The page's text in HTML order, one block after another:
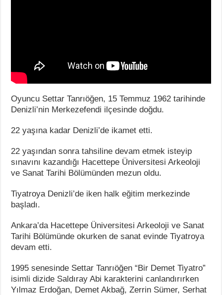
Oyuncu Settar Tanrıöğen, 15 Temmuz 1962 tarihinde
Denizli’nin Merkezefendi ilçesinde doğdu.
22 yaşına kadar Denizli’de ikamet etti.
22 yaşından sonra tahsiline devam etmek isteyip
sınavını kazandığı Hacettepe Üniversitesi Arkeoloji
ve Sanat Tarihi Bölümünden mezun oldu.
Tiyatroya Denizli’de iken halk eğitim merkezinde
başladı.
Ankara’da Hacettepe Üniversitesi Arkeoloji ve Sanat
Tarihi Bölümünde okurken de sanat evinde Tiyatroya
devam etti.
1995 senesinde Settar Tanrıöğen “Bir Demet Tiyatro”
isimli dizide Saldıray Abi karakterini canlandırırken
Yılmaz Erdoğan, Demet Akbağ, Zerrin Sümer, Serhat